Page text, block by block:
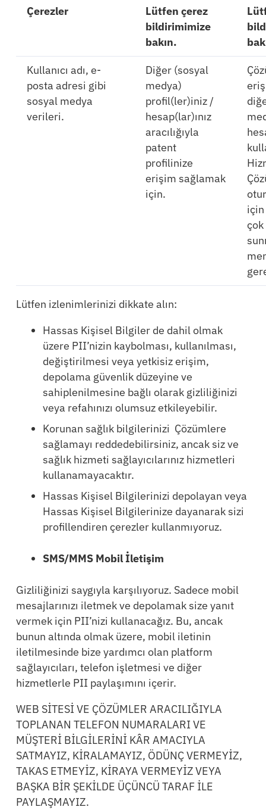
Çerezler
Lütfen çerez
bildirimimize
bakın.
Kullanıcı adı, e-
posta adresi gibi
sosyal medya
verileri.
Diğer (sosyal
medya)
profil(ler)iniz /
hesap(lar)ınız
aracılığıyla
patent
profilinize
erişim sağlamak
için.
Lütfen izlenimlerinizi dikkate alın:
Hassas Kişisel Bilgiler de dahil olmak
üzere PII’nizin kaybolması, kullanılması,
değiştirilmesi veya yetkisiz erişim,
depolama güvenlik düzeyine ve
sahiplenilmesine bağlı olarak gizliliğinizi
veya refahınızı olumsuz etkileyebilir.
Korunan sağlık bilgilerinizi Çözümlere
sağlamayı reddedebilirsiniz, ancak siz ve
sağlık hizmeti sağlayıcılarınız hizmetleri
kullanamayacaktır.
Hassas Kişisel Bilgilerinizi depolayan veya
Hassas Kişisel Bilgilerinize dayanarak sizi
profillendiren çerezler kullanmıyoruz.
SMS/MMS Mobil İletişim
Gizliliğinizi saygıyla karşılıyoruz. Sadece mobil
mesajlarınızı iletmek ve depolamak size yanıt
vermek için PII’nizi kullanacağız. Bu, ancak
bunun altında olmak üzere, mobil iletinin
iletilmesinde bize yardımcı olan platform
sağlayıcıları, telefon işletmesi ve diğer
hizmetlerle PII paylaşımını içerir.
WEB SİTESİ VE ÇÖZÜMLER ARACILIĞIYLA
TOPLANAN TELEFON NUMARALARI VE
MÜŞTERİ BİLGİLERİNİ KÂR AMACIYLA
SATMAYIZ, KİRALAMAYIZ, ÖDÜNÇ VERMEYİZ,
TAKAS ETMEYİZ, KİRAYA VERMEYİZ VEYA
BAŞKA BİR ŞEKİLDE ÜÇÜNCÜ TARAF İLE
PAYLAŞMAYIZ.